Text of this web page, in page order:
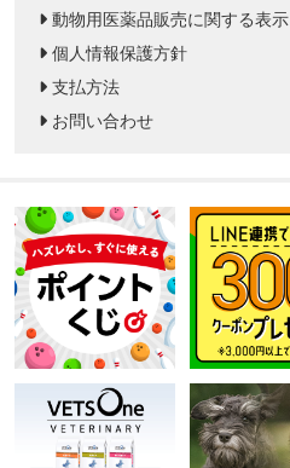
動物用医薬品販売に関する表示
個人情報保護方針
支払方法
お問い合わせ